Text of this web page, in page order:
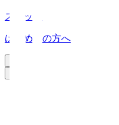
スタッツ
はじめての方へ